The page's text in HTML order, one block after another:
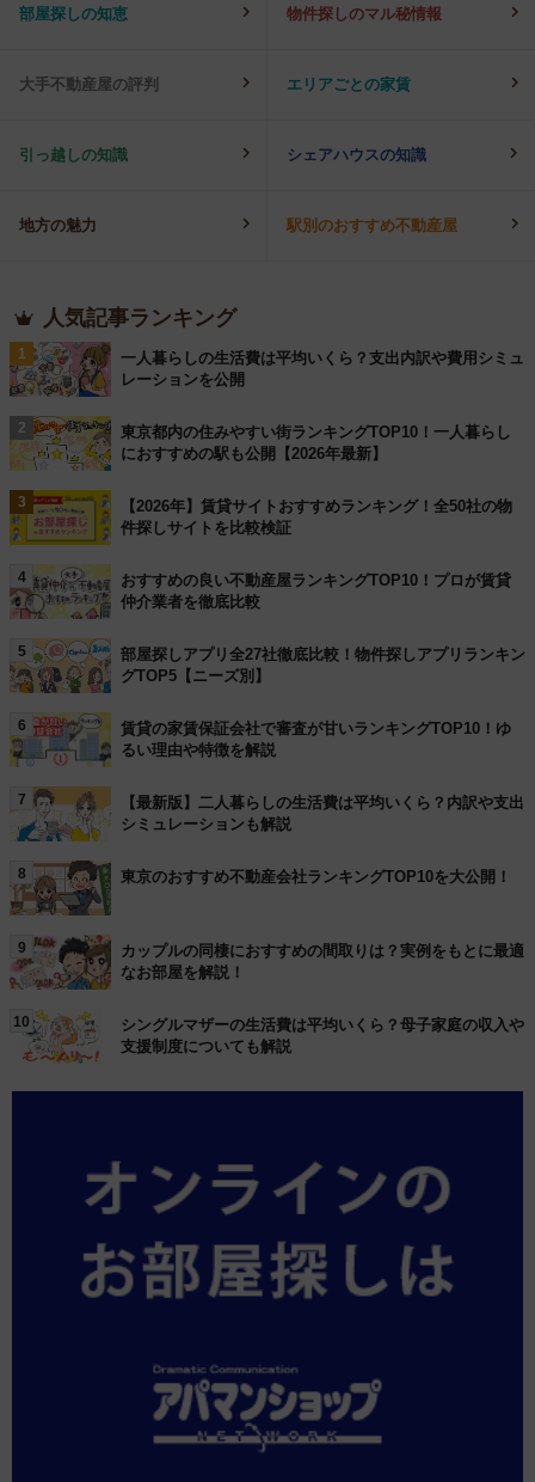
部屋探しの知恵 物件探しのマル秘情報
大手不動産屋の評判 エリアごとの家賃
引っ越しの知識 シェアハウスの知識
地方の魅力 駅別のおすすめ不動産屋
人気記事ランキング
1
一人暮らしの生活費は平均いくら？支出内訳や費用シミュ
レーションを公開
2
東京都内の住みやすい街ランキングTOP10！一人暮らし
におすすめの駅も公開【2026年最新】
3
【2026年】賃貸サイトおすすめランキング！全50社の物
件探しサイトを比較検証
4
おすすめの良い不動産屋ランキングTOP10！プロが賃貸
仲介業者を徹底比較
5
部屋探しアプリ全27社徹底比較！物件探しアプリランキン
グTOP5【ニーズ別】
6
賃貸の家賃保証会社で審査が甘いランキングTOP10！ゆ
るい理由や特徴を解説
7
【最新版】二人暮らしの生活費は平均いくら？内訳や支出
シミュレーションも解説
8 東京のおすすめ不動産会社ランキングTOP10を大公開！
9
カップルの同棲におすすめの間取りは？実例をもとに最適
なお部屋を解説！
10
シングルマザーの生活費は平均いくら？母子家庭の収入や
支援制度についても解説